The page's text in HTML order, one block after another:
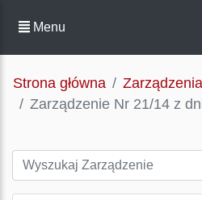
Menu
Strona główna
Zarządzenie Nr 21/14 z